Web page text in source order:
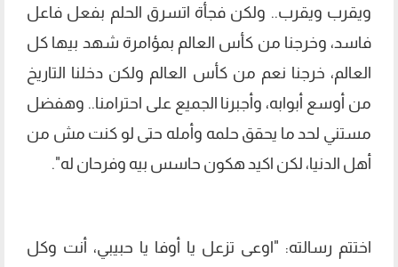
ويقرب ويقرب.. ولكن فجأة اتسرق الحلم بفعل فاعل
فاسد، وخرجنا من كأس العالم بمؤامرة شهد بيها كل
العالم، خرجنا نعم من كأس العالم ولكن دخلنا التاريخ
من أوسع أبوابه، وأجبرنا الجميع على احترامنا.. وهفضل
مستني لحد ما يحقق حلمه وأمله حتى لو كنت مش من
أهل الدنيا، لكن اكيد هكون حاسس بيه وفرحان له".
اختتم رسالته: "اوعى تزعل يا أوفا يا حبيبي، أنت وكل